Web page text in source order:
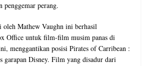
penggemar perang.
oleh Mathew Vaughn ini berhasil
Office untuk film-film musim panas di
menggantikan posisi Pirates of Carribean :
garapan Disney. Film yang disadur dari